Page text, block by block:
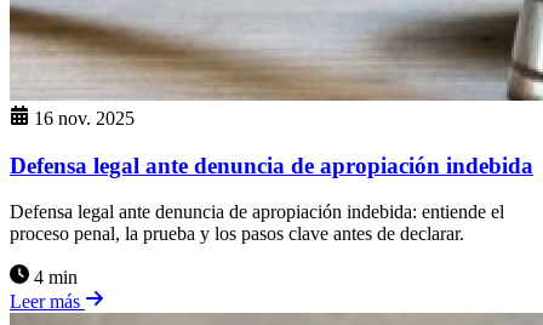
16 nov. 2025
Defensa legal ante denuncia de apropiación indebida
Defensa legal ante denuncia de apropiación indebida: entiende el
proceso penal, la prueba y los pasos clave antes de declarar.
4 min
Leer más